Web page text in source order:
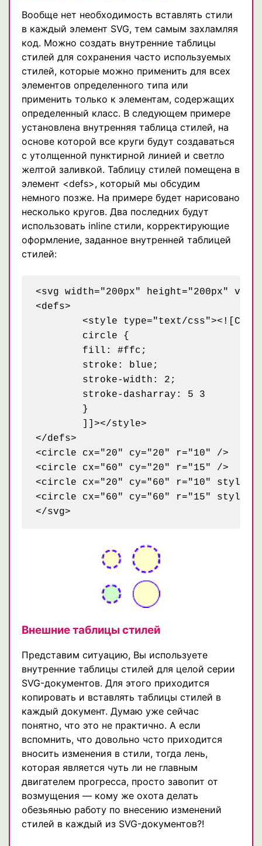
Вообще нет необходимость вставлять стили
в каждый элемент SVG, тем самым захламляя
код. Можно создать внутренние таблицы
стилей для сохранения часто используемых
стилей, которые можно применить для всех
элементов определенного типа или
применить только к элементам, содержащих
определенный класс. В следующем примере
установлена внутренняя таблица стилей, на
основе которой все круги будут создаваться
с утолщенной пунктирной линией и светло
желтой заливкой. Таблицу стилей помещена в
элемент <defs>, который мы обсудим
немного позже. На примере будет нарисовано
несколько кругов. Два последних будут
использовать inline стили, корректирующие
оформление, заданное внутренней таблицей
стилей:
<svg width="200px" height="200px"
<defs>
</defs>
<circle cx="20" cy="20" r="10" />
<circle cx="60" cy="20" r="15" />
<circle cx="20" cy="60" r="10"
<circle cx="60" cy="60" r="15"
Внешние таблицы стилей
Представим ситуацию, Вы используете
внутренние таблицы стилей для целой серии
SVG-документов. Для этого приходится
копировать и вставлять таблицы стилей в
каждый документ. Думаю уже сейчас
понятно, что это не практично. А если
вспомнить, что довольно чсто приходится
вносить изменения в стили, тогда лень,
которая является чуть ли не главным
двигателем прогресса, просто завопит от
возмущения — кому же охота делать
обезьянью работу по внесению изменений
стилей в каждый из SVG-документов?!